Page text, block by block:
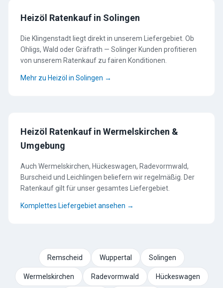
Heizöl Ratenkauf in Solingen
Die Klingenstadt liegt direkt in unserem Liefergebiet. Ob
Ohligs, Wald oder Gräfrath — Solinger Kunden profitieren
von unserem Ratenkauf zu fairen Konditionen.
Mehr zu Heizöl in Solingen →
Heizöl Ratenkauf in Wermelskirchen &
Umgebung
Auch Wermelskirchen, Hückeswagen, Radevormwald,
Burscheid und Leichlingen beliefern wir regelmäßig. Der
Ratenkauf gilt für unser gesamtes Liefergebiet.
Komplettes Liefergebiet ansehen →
Remscheid Wuppertal Solingen
Wermelskirchen Radevormwald Hückeswagen